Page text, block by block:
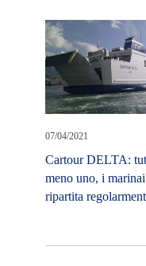
07/04/2021
Cartour DELTA:
meno uno, i
ripartita